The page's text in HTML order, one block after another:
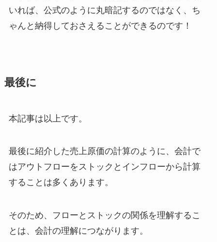
いれば、公式のように丸暗記するのではなく、 ち
ゃんと納得しておさえることができるのです！
最後に
本記事は以上です。
最後に紹介した売上原価の計算のように、会計で
はアウトフローをストックとインフローから計算
する ことは多くあります。
そのため、フローとストックの関係を理解するこ
とは、会計の理解につながります。